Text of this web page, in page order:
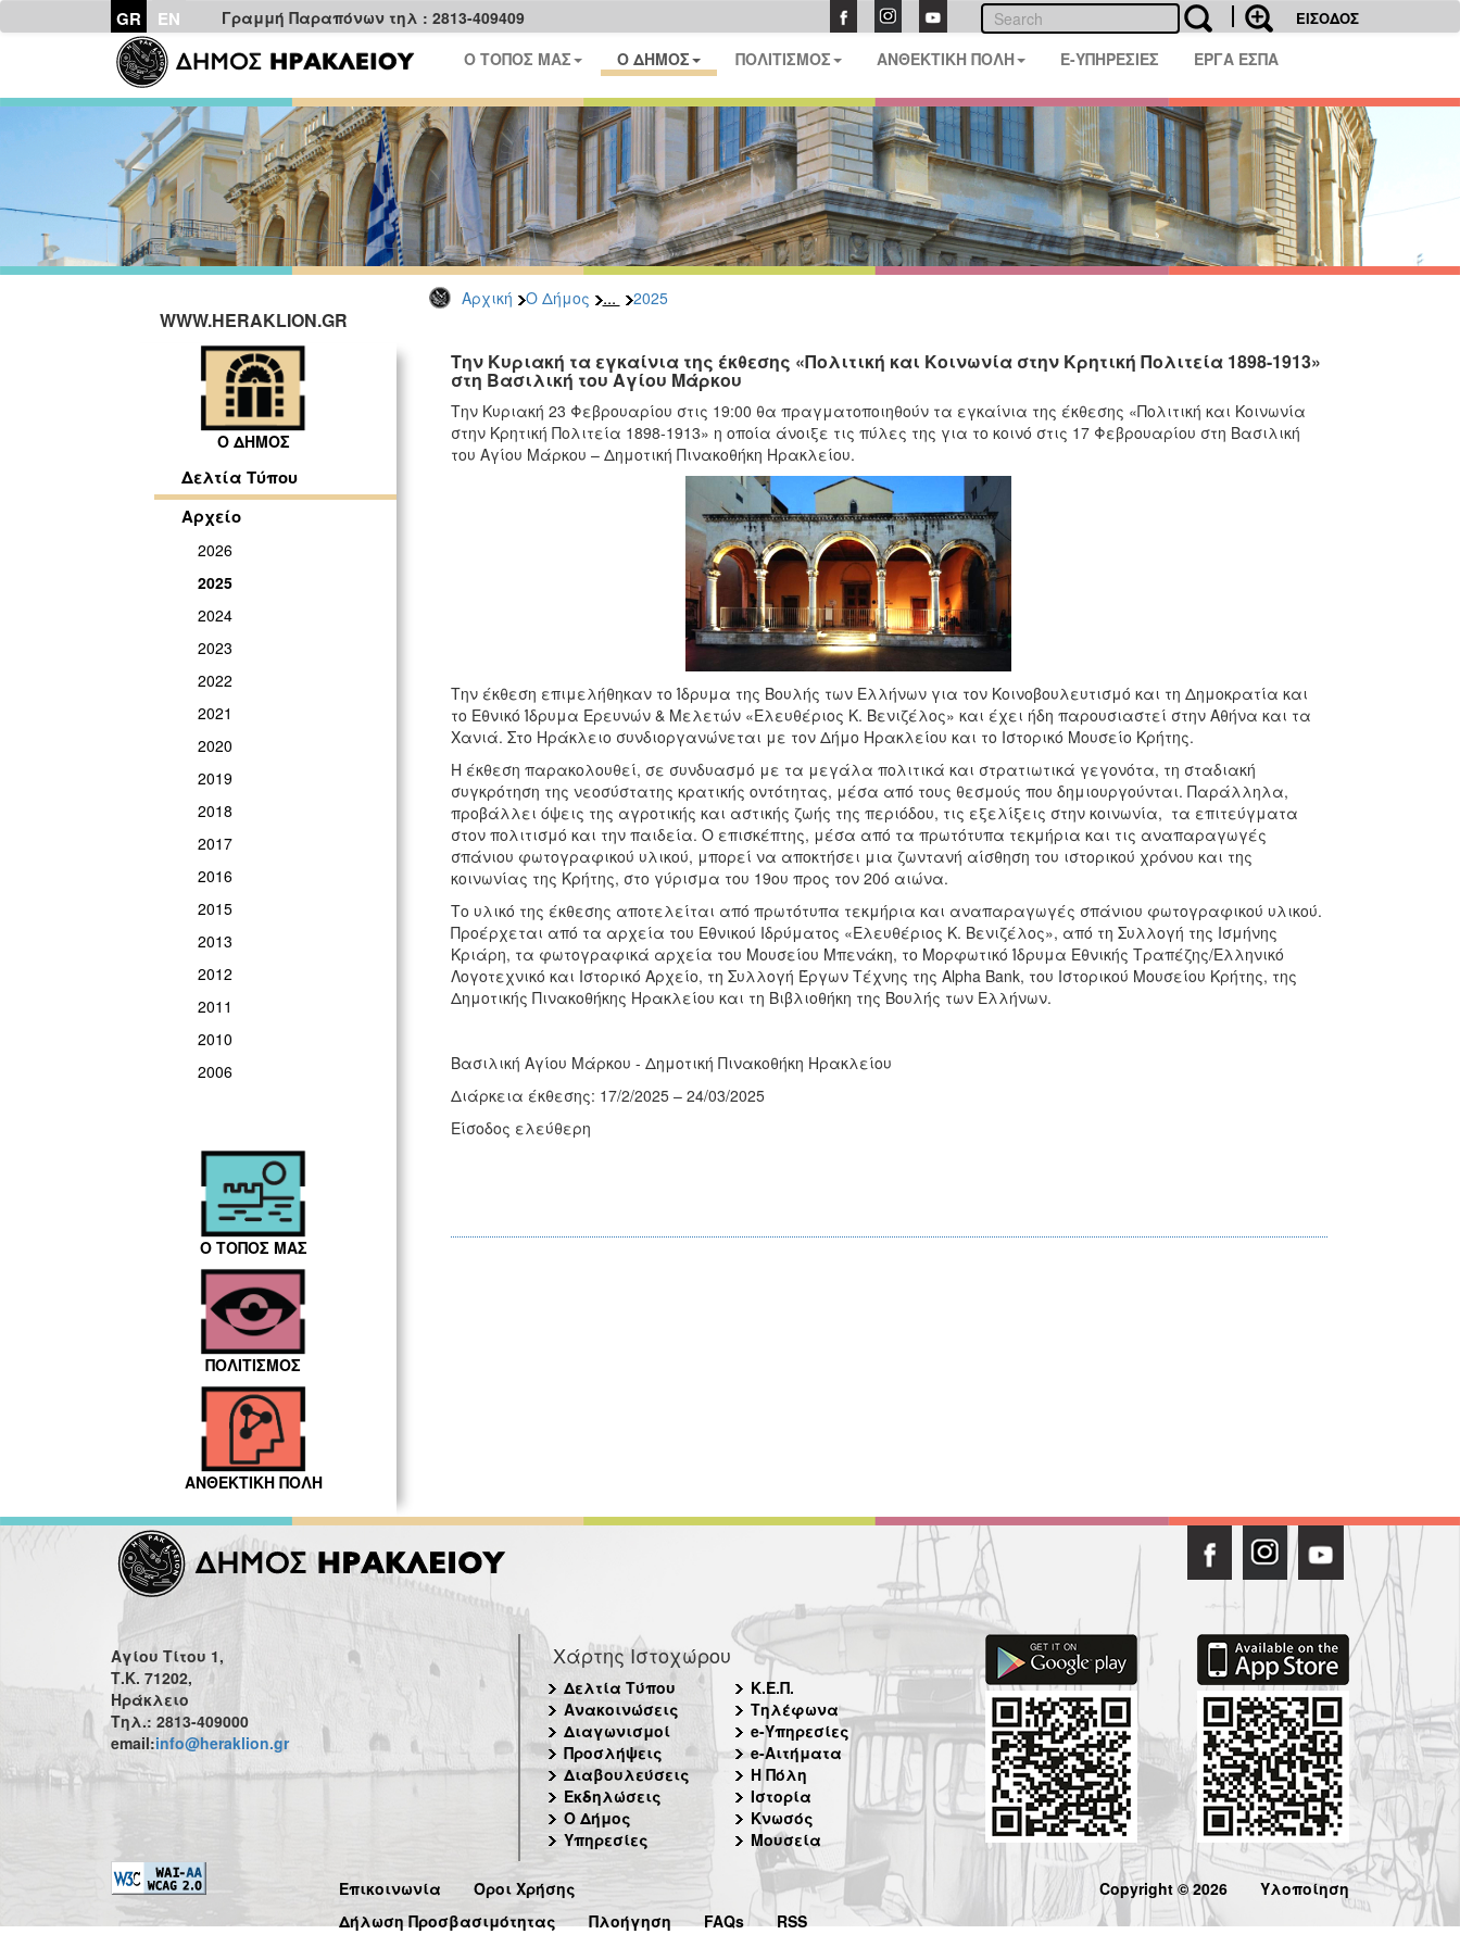
GR EN Γραμμή Παραπόνων τηλ : 2813-409409 ΕΙΣΟΔΟΣ
Ο ΤΟΠΟΣ ΜΑΣ Ο ΔΗΜΟΣ ΠΟΛΙΤΙΣΜΟΣ ΑΝΘΕΚΤΙΚΗ ΠΟΛΗ E-ΥΠΗΡΕΣΙΕΣ ΕΡΓΑ ΕΣΠΑ
Αρχική Ο Δήμος ... 2025
WWW.HERAKLION.GR
Ο ΔΗΜΟΣ
Δελτία Τύπου
Αρχείο
2026
2025
2024
2023
2022
2021
2020
2019
2018
2017
2016
2015
2013
2012
2011
2010
2006
Ο ΤΟΠΟΣ ΜΑΣ
ΠΟΛΙΤΙΣΜΟΣ
ΑΝΘΕΚΤΙΚΗ ΠΟΛΗ
Την Κυριακή τα εγκαίνια της έκθεσης «Πολιτική και Κοινωνία στην Κρητική Πολιτεία 1898-1913»
στη Βασιλική του Αγίου Μάρκου
Την Κυριακή 23 Φεβρουαρίου στις 19:00 θα πραγματοποιηθούν τα εγκαίνια της έκθεσης «Πολιτική και Κοινωνία
στην Κρητική Πολιτεία 1898-1913» η οποία άνοιξε τις πύλες της για το κοινό στις 17 Φεβρουαρίου στη Βασιλική
του Αγίου Μάρκου – Δημοτική Πινακοθήκη Ηρακλείου.
Την έκθεση επιμελήθηκαν το Ίδρυμα της Βουλής των Ελλήνων για τον Κοινοβουλευτισμό και τη Δημοκρατία και
το Εθνικό Ίδρυμα Ερευνών & Μελετών «Ελευθέριος Κ. Βενιζέλος» και έχει ήδη παρουσιαστεί στην Αθήνα και τα
Χανιά. Στο Ηράκλειο συνδιοργανώνεται με τον Δήμο Ηρακλείου και το Ιστορικό Μουσείο Κρήτης.
Η έκθεση παρακολουθεί, σε συνδυασμό με τα μεγάλα πολιτικά και στρατιωτικά γεγονότα, τη σταδιακή
συγκρότηση της νεοσύστατης κρατικής οντότητας, μέσα από τους θεσμούς που δημιουργούνται. Παράλληλα,
προβάλλει όψεις της αγροτικής και αστικής ζωής της περιόδου, τις εξελίξεις στην κοινωνία, τα επιτεύγματα
στον πολιτισμό και την παιδεία. Ο επισκέπτης, μέσα από τα πρωτότυπα τεκμήρια και τις αναπαραγωγές
σπάνιου φωτογραφικού υλικού, μπορεί να αποκτήσει μια ζωντανή αίσθηση του ιστορικού χρόνου και της
κοινωνίας της Κρήτης, στο γύρισμα του 19ου προς τον 20ό αιώνα.
Το υλικό της έκθεσης αποτελείται από πρωτότυπα τεκμήρια και αναπαραγωγές σπάνιου φωτογραφικού υλικού.
Προέρχεται από τα αρχεία του Εθνικού Ιδρύματος «Ελευθέριος Κ. Βενιζέλος», από τη Συλλογή της Ισμήνης
Κριάρη, τα φωτογραφικά αρχεία του Μουσείου Μπενάκη, το Μορφωτικό Ίδρυμα Εθνικής Τραπέζης/Ελληνικό
Λογοτεχνικό και Ιστορικό Αρχείο, τη Συλλογή Έργων Τέχνης της Alpha Bank, του Ιστορικού Μουσείου Κρήτης, της
Δημοτικής Πινακοθήκης Ηρακλείου και τη Βιβλιοθήκη της Βουλής των Ελλήνων.
Βασιλική Αγίου Μάρκου - Δημοτική Πινακοθήκη Ηρακλείου
Διάρκεια έκθεσης: 17/2/2025 – 24/03/2025
Είσοδος ελεύθερη
Αγίου Τίτου 1,
Τ.Κ. 71202,
Ηράκλειο
Τηλ.: 2813-409000
email:info@heraklion.gr
Χάρτης Ιστοχώρου
Δελτία Τύπου
Ανακοινώσεις
Διαγωνισμοί
Προσλήψεις
Διαβουλεύσεις
Εκδηλώσεις
Ο Δήμος
Υπηρεσίες
Κ.Ε.Π.
Τηλέφωνα
e-Υπηρεσίες
e-Αιτήματα
Η Πόλη
Ιστορία
Κνωσός
Μουσεία
Επικοινωνία
Όροι Χρήσης
Δήλωση Προσβασιμότητας
Πλοήγηση FAQs RSS
Copyright © 2026 Υλοποίηση